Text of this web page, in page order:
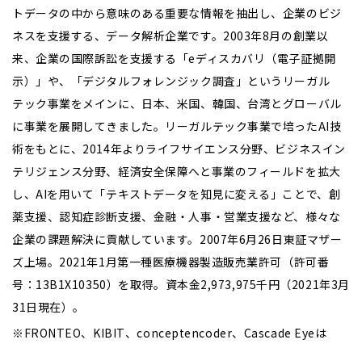
トデータの中から意味のある重要な情報を抽出し、企業のビジ
ネスを支援する、データ解析企業です。2003年8月の創業以
来、企業の国際訴訟を支援する「eディスカバリ（電子証拠開
示）」や、「デジタルフォレンジック調査」というリーガル
テック事業をメインに、日本、米国、韓国、台湾とグローバル
に事業を展開してきました。リーガルテック事業で培ったAI技
術をもとに、2014年よりライフサイエンス分野、ビジネスイン
テリジェンス分野、経済安全保障へと事業のフィールドを拡大
し、AIを用いて「テキストデータを知見に変える」ことで、創
薬支援、認知症診断支援、金融・人事・営業支援など、様々な
企業の課題解決に貢献しています。2007年6月26日東証マザー
ズ上場。2021年1月第一種医療機器製造販売業許可（許可番
号：13B1X10350）を取得。資本金2,973,975千円（2021年3月
31日現在）。
※FRONTEO、KIBIT、conceptencoder、Cascade Eyeは